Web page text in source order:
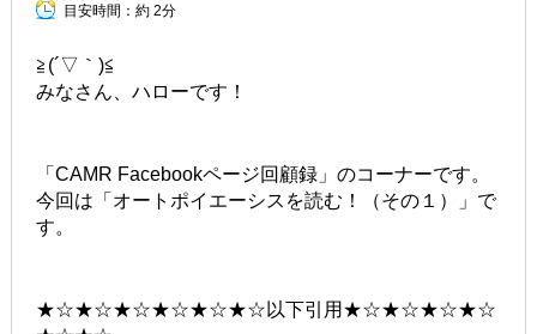
目安時間： 約 2分
≧(´▽｀)≦
みなさん、ハローです！
「CAMR Facebookページ回顧録」のコーナーです。
今回は「オートポイエーシスを読む！（その１）」で
す。
★☆★☆★☆★☆★☆★☆以下引用★☆★☆★☆★☆